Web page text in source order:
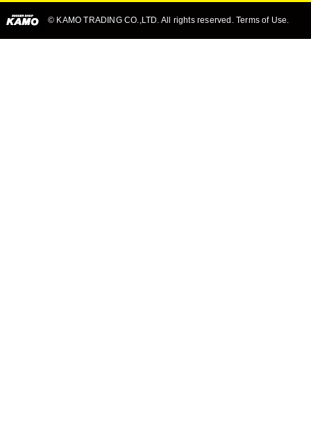
© KAMO TRADING CO.,LTD. All rights reserved. Terms of Use.